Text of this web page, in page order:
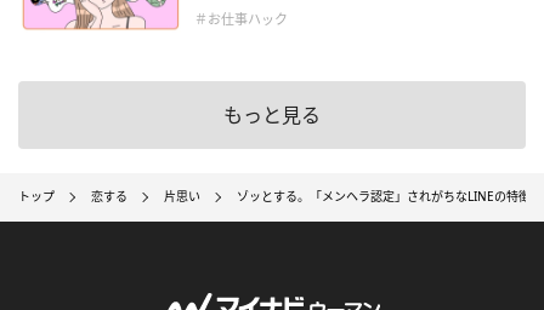
＃お仕事ハック
もっと見る
トップ 恋する 片思い ゾッとする。「メンヘラ認定」されがちなLINEの特徴3